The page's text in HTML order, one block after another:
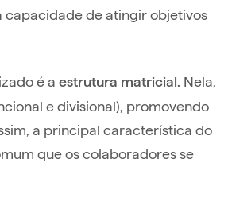
capacidade de atingir objetivos
é a estrutura matricial. Nela,
e divisional), promovendo
a principal característica do
que os colaboradores se